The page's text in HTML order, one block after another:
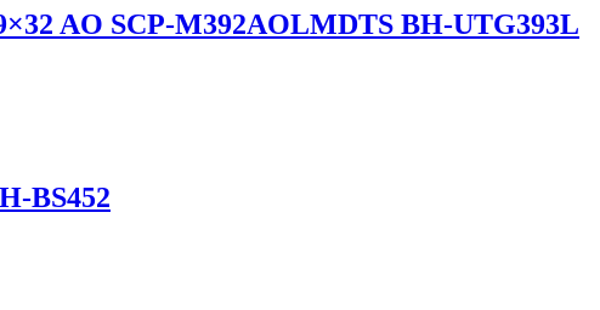
AO SCP-M392AOLMDTS BH-UTG393L
BS452